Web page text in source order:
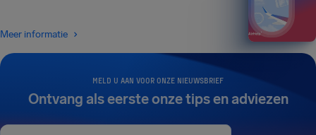
MELD U AAN VOOR ONZE NIEUWSBRIEF
Ontvang als eerste onze tips en adviezen
Meer informatie